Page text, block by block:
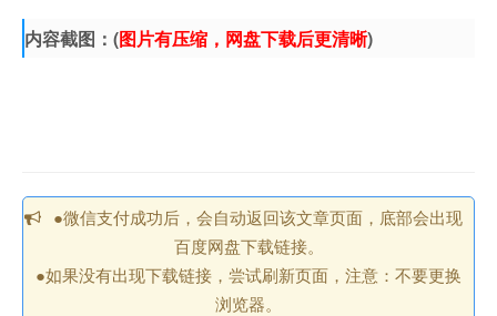
内容截图：(图片有压缩，网盘下载后更清晰)
●微信支付成功后，会自动返回该文章页面，底部会出现
百度网盘下载链接。
●如果没有出现下载链接，尝试刷新页面，注意：不要更换
浏览器。